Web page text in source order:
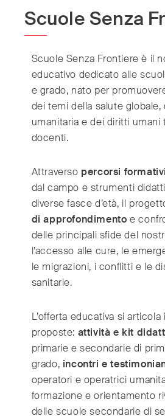
Scuole Senza
Scuole Senza Frontiere è il
educativo dedicato alle
e grado, nato per
dei temi della salute globale,
umanitaria e dei diritti umani
docenti.
Attraverso percorsi formativi
dal campo e strumenti
diverse fasce d’età, il
di approfondimento e
delle principali sfide del
l’accesso alle cure, le
le migrazioni, i conflitti e le
sanitarie.
L’offerta educativa si articola
proposte: attività e kit
primarie e secondarie di
grado, incontri e
operatori e operatrici
formazione e orientamento
delle scuole secondarie di
Sweden (Svenska)
Switzerland
Turkey (Türkiye)
United Kingdom (English)
United Arab Emirates
United States (English)